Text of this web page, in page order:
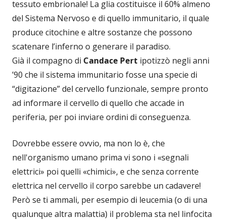
tessuto embrionale! La glia costituisce il 60% almeno
del Sistema Nervoso e di quello immunitario, il quale
produce citochine e altre sostanze che possono
scatenare l’inferno o generare il paradiso.
Già il compagno di Candace Pert ipotizzò negli anni
’90 che il sistema immunitario fosse una specie di
“digitazione” del cervello funzionale, sempre pronto
ad informare il cervello di quello che accade in
periferia, per poi inviare ordini di conseguenza.
Dovrebbe essere ovvio, ma non lo è, che
nell'organismo umano prima vi sono i «segnali
elettrici» poi quelli «chimici», e che senza corrente
elettrica nel cervello il corpo sarebbe un cadavere!
Però se ti ammali, per esempio di leucemia (o di una
qualunque altra malattia) il problema sta nel linfocita